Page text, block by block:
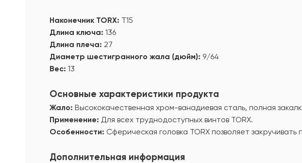
Наконечник TORX: T15
Длина ключа: 136
Длина плеча: 27
Диаметр шестигранного жала (дюйм): 9/64
Вес: 13
Основные характеристики продукта
Жало: Высококачественная хром-ванадиевая сталь, полная
Применение: Для всех труднодоступных винтов TORX.
Особенности: Сферическая головка TORX позволяет
Дополнительная информация